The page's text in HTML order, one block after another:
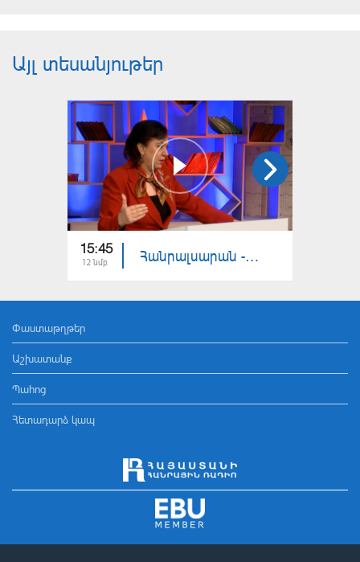
Այլ տեսանյութեր
15:45
12 նմբ Հանրալսարան - Հրանուշ Հակոբյան
Փաստաթղթեր
Աշխատանք
Պահոց
Հետադարձ կապ